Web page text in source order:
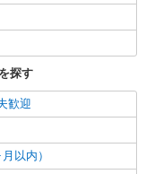
探す
歓迎
以内）